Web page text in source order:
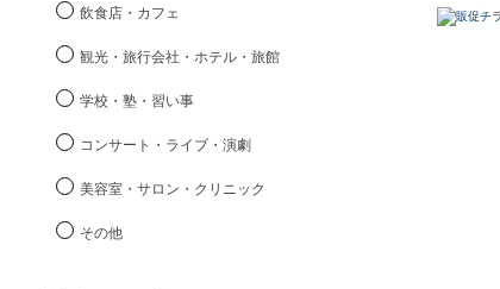
飲食店・カフェ
観光・旅行会社・ホテル・旅館
学校・塾・習い事
コンサート・ライブ・演劇
美容室・サロン・クリニック
その他